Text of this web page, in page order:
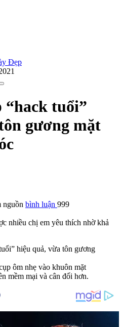
Đẹp
“hack tuổi”
gương mặt
nguồn bình luận 999
nhiều chị em yêu thích nhờ khả
ôm nhẹ vào khuôn mặt
mềm mại và cân đối hơn.